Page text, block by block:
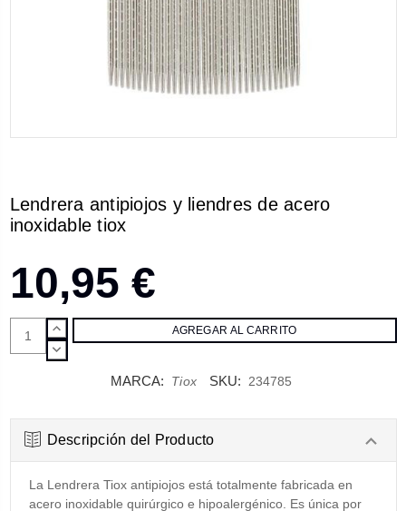
Lendrera antipiojos y liendres de acero
inoxidable tiox
10,95 €
AUMENTAR
CANTIDAD:
DISMINUIR
MARCA: Tiox SKU: 234785
Descripción del Producto
La Lendrera Tiox antipiojos está totalmente fabricada en
acero inoxidable quirúrgico e hipoalergénico. Es única por